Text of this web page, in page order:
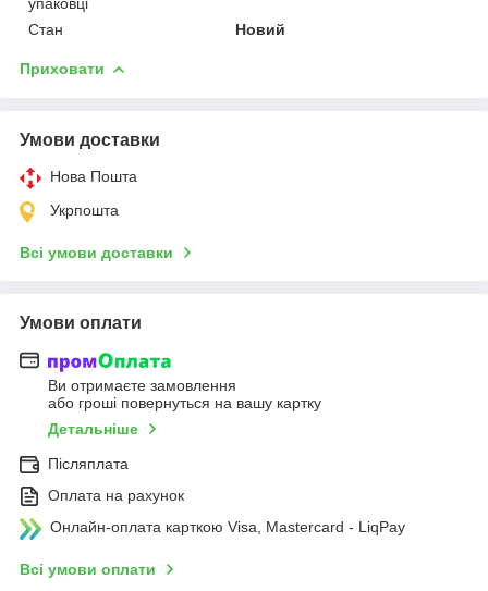
Стан
Новий
Приховати
Умови доставки
Нова Пошта
Укрпошта
Всі умови доставки
Умови оплати
Ви отримаєте замовлення
або гроші повернуться на вашу картку
Детальніше
Післяплата
Оплата на рахунок
Онлайн-оплата карткою Visa, Mastercard - LiqPay
Всі умови оплати